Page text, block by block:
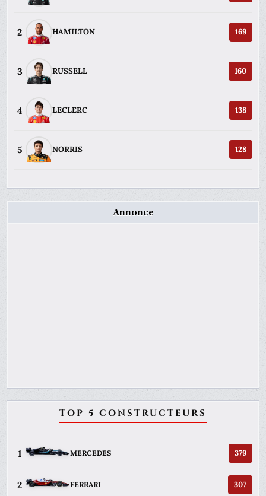
2 HAMILTON 169
3 RUSSELL 160
4 LECLERC 138
5 NORRIS 128
Annonce
TOP 5 CONSTRUCTEURS
1 MERCEDES 379
2 FERRARI 307